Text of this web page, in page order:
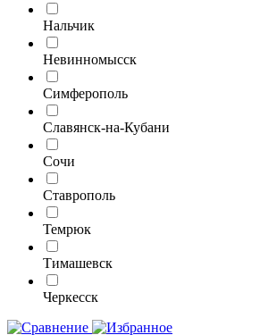
Нальчик
Невинномысск
Симферополь
Славянск-на-Кубани
Сочи
Ставрополь
Темрюк
Тимашевск
Черкесск